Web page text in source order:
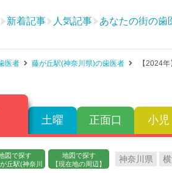
新着記事 人気記事 あなたの街の歯
医者 藤が丘駅(神奈川県)の歯医者 【2024
土曜 正面口 小児
図で探す
が丘駅(神奈川
地図で探す
【現在地の周辺】
神奈川県